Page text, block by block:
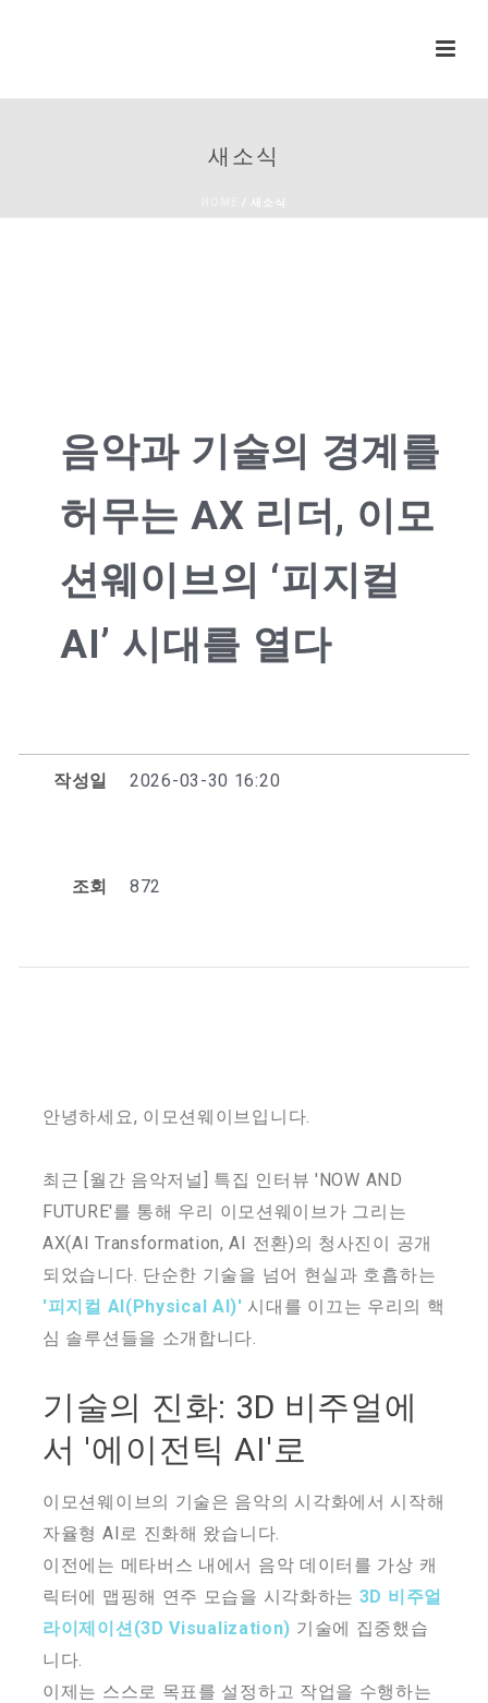
새소식
/ 새소식
음악과 기술의 경계를
허무는 AX 리더, 이모
션웨이브의 ‘피지컬
AI’ 시대를 열다
작성일 2026-03-30 16:20
조회 872
안녕하세요, 이모션웨이브입니다.
최근 [월간 음악저널] 특집 인터뷰 'NOW AND
FUTURE'를 통해 우리 이모션웨이브가 그리는
AX(AI Transformation, AI 전환)의 청사진이 공개
되었습니다. 단순한 기술을 넘어 현실과 호흡하는
'피지컬 AI(Physical AI)' 시대를 이끄는 우리의 핵
심 솔루션들을 소개합니다.
기술의 진화: 3D 비주얼에
서 '에이전틱 AI'로
이모션웨이브의 기술은 음악의 시각화에서 시작해
자율형 AI로 진화해 왔습니다.
이전에는 메타버스 내에서 음악 데이터를 가상 캐
릭터에 맵핑해 연주 모습을 시각화하는 3D 비주얼
라이제이션(3D Visualization) 기술에 집중했습
니다.
이제는 스스로 목표를 설정하고 작업을 수행하는